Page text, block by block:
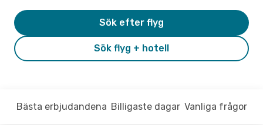
Sök flyg + hotell
Sök efter flyg
Bästa erbjudandena Billigaste dagar Vanliga frågor